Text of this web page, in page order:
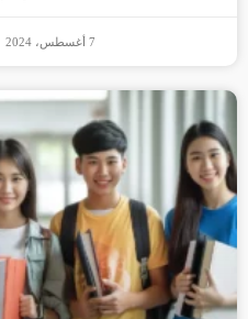
7 أغسطس، 2024